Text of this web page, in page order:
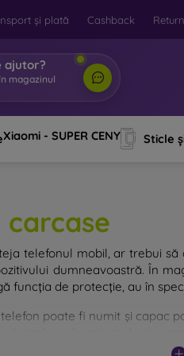
și plată Cashback
ajutor?
magazinul
Xiaomi - SUPER CENY Sticle
carcase
telefonul mobil, ar trebui
dumneavoastră. În
funcția de protecție, au în
poate fi numit și capac